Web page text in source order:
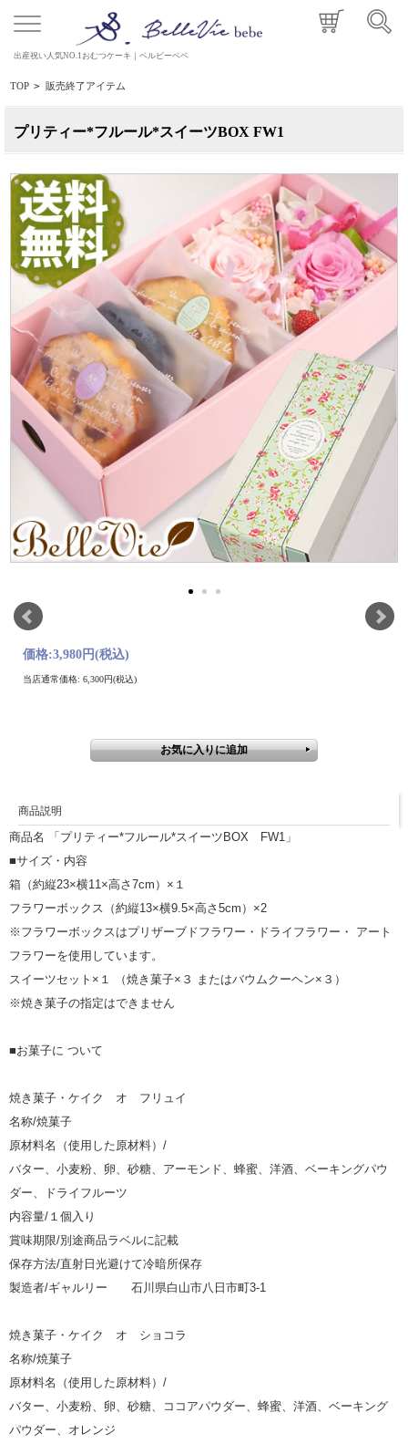
出産祝い人気NO.1おむつケーキ｜ベルビーベベ
TOP > 販売終了アイテム
プリティー*フルール*スイーツBOX FW1
価格:3,980円(税込)
当店通常価格: 6,300円(税込)
商品説明
商品名 「プリティー*フルール*スイーツBOX FW1」
■サイズ・内容
箱（約縦23×横11×高さ7cm）×１
フラワーボックス（約縦13×横9.5×高さ5cm）×2
※フラワーボックスはプリザーブドフラワー・ドライフラワー・ アート
フラワーを使用しています。
スイーツセット×１ （焼き菓子×３ またはバウムクーヘン×３）
※焼き菓子の指定はできません
■お菓子に ついて
焼き菓子・ケイク オ フリュイ
名称/焼菓子
原材料名（使用した原材料）/
バター、小麦粉、卵、砂糖、アーモンド、蜂蜜、洋酒、ベーキングパウ
ダー、ドライフルーツ
内容量/１個入り
賞味期限/別途商品ラベルに記載
保存方法/直射日光避けて冷暗所保存
製造者/ギャルリー 石川県白山市八日市町3-1
焼き菓子・ケイク オ ショコラ
名称/焼菓子
原材料名（使用した原材料）/
バター、小麦粉、卵、砂糖、ココアパウダー、蜂蜜、洋酒、ベーキング
パウダー、オレンジ